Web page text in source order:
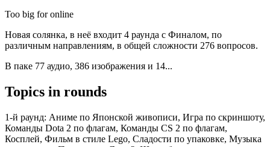
Too big for online
Новая солянка, в неё входит 4 раунда с Финалом, по
различным направлениям, в общей сложности 276 вопросов.
В паке 77 аудио, 386 изображения и 14...
Topics in rounds
1-й раунд: Аниме по Японской живописи, Игра по скриншоту,
Команды Dota 2 по флагам, Команды CS 2 по флагам,
Косплей, Фильм в стиле Lego, Сладости по упаковке, Музыка